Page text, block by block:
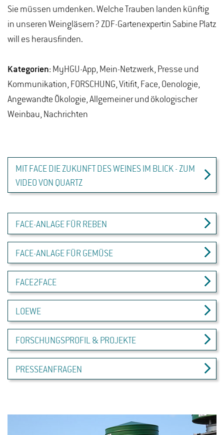
Sie müssen umdenken. Welche Trauben landen künftig
in unseren Weingläsern? ZDF-Gartenexpertin Sabine Platz
will es herausfinden.
Kategorien: MyHGU-App, Mein-Netzwerk, Presse und
Kommunikation, FORSCHUNG, Vitifit, Face, Oenologie,
Angewandte Ökologie, Allgemeiner und ökologischer
Weinbau, Nachrichten
MIT FACE DIE ZUKUNFT DES WEINES IM BLICK - ZUM
VIDEO VON QUARTZ
FACE-ANLAGE FÜR REBEN
FACE-ANLAGE FÜR GEMÜSE
FACE2FACE
LOEWE
FORSCHUNGSPROFIL & PROJEKTE
PRESSEANFRAGEN